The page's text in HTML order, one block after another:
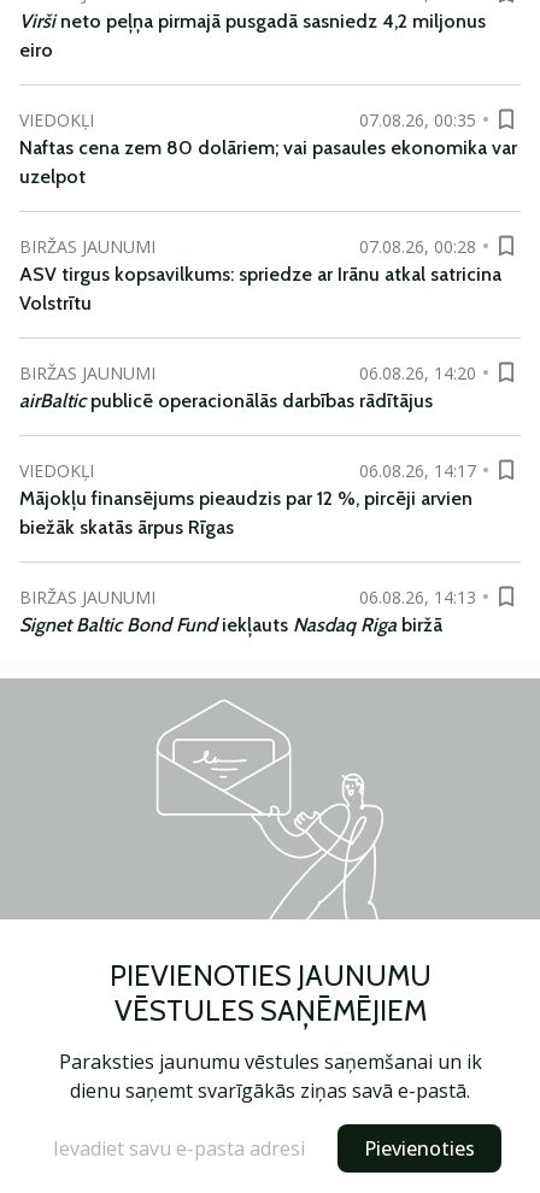
Viršineto peļņa pirmajā pusgadā sasniedz 4,2 miljonus
eiro
VIEDOKĻI
07.08.26, 00:35
Naftas cena zem 80 dolāriem; vai pasaules ekonomika var
uzelpot
BIRŽAS JAUNUMI
07.08.26, 00:28
ASV tirgus kopsavilkums: spriedze ar Irānu atkal satricina
Volstrītu
BIRŽAS JAUNUMI
06.08.26, 14:20
airBalticpublicē operacionālās darbības rādītājus
VIEDOKĻI
06.08.26, 14:17
Mājokļu finansējums pieaudzis par 12 %, pircēji arvien
biežāk skatās ārpus Rīgas
BIRŽAS JAUNUMI
06.08.26, 14:13
Signet Baltic Bond Fundiekļauts Nasdaq Riga biržā
PIEVIENOTIES JAUNUMU
VĒSTULES SAŅĒMĒJIEM
Paraksties jaunumu vēstules saņemšanai un ik
dienu saņemt svarīgākās ziņas savā e-pastā.
Pievienoties